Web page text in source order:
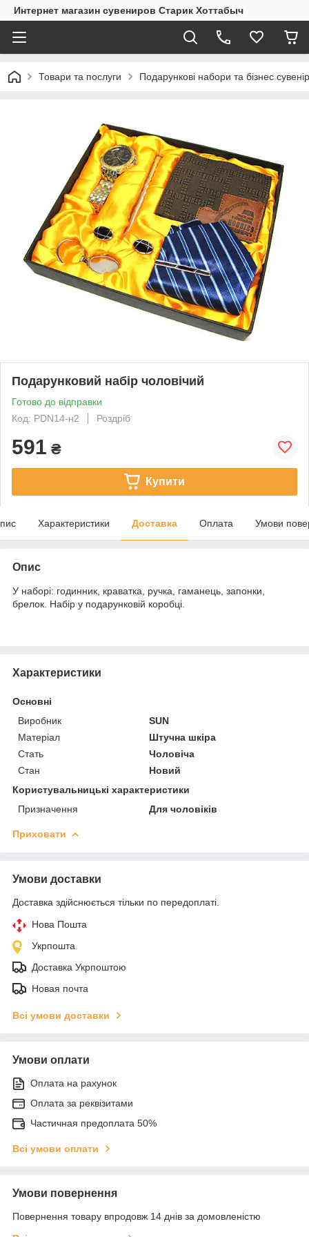
Интернет магазин сувениров Старик Хоттабыч
Товари та послуги Подарункові набори та бізнес
Подарунковий набір чоловічий
Готово до відправки
Код: PDN14-н2
Роздріб
591 ₴
Купити
Характеристики Доставка Оплата Умови
Опис
У наборі: годинник, краватка, ручка, гаманець, запонки,
брелок. Набір у подарунковій коробці.
Характеристики
Основні
Виробник
SUN
Матеріал
Штучна шкіра
Стать
Чоловіча
Стан
Новий
Користувальницькі характеристики
Призначення
Для чоловіків
Приховати
Умови доставки
Доставка здійснюється тільки по передоплаті.
Нова Пошта
Укрпошта
Доставка Укрпоштою
Новая почта
Всі умови доставки
Умови оплати
Оплата на рахунок
Оплата за реквізитами
Частичная предоплата 50%
Всі умови оплати
Умови повернення
Повернення товару впродовж 14 днів за домовленістю